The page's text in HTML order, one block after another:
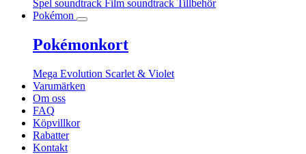
Spel soundtrack Film soundtrack Tillbehör
Pokémon
Pokémonkort
Mega Evolution Scarlet & Violet
Varumärken
Om oss
FAQ
Köpvillkor
Rabatter
Kontakt